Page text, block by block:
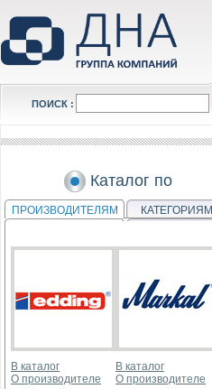
ПОИСК :
Каталог по
ПРОИЗВОДИТЕЛЯМ КАТЕГОРИЯМ
В каталог
О производителе
В каталог
О производителе